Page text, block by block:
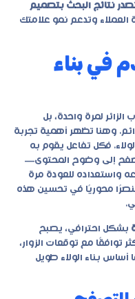
نتائج البحث بتصميم
وتدعم نمو علامتك
في بناء
لمرة واحدة، بل
وهنا تظهر أهمية تجربة
فكل تفاعل يقوم به
إلى وضوح المحتوى—
واستعداده للعودة مرة
محوريًا في تحسين هذه
بشكل احترافي، يصبح
توافقًا مع توقعات الزوار،
أساس بناء الولاء طويل